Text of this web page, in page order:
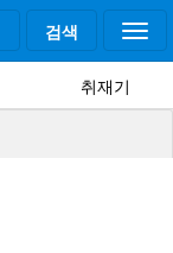
검색
취재기